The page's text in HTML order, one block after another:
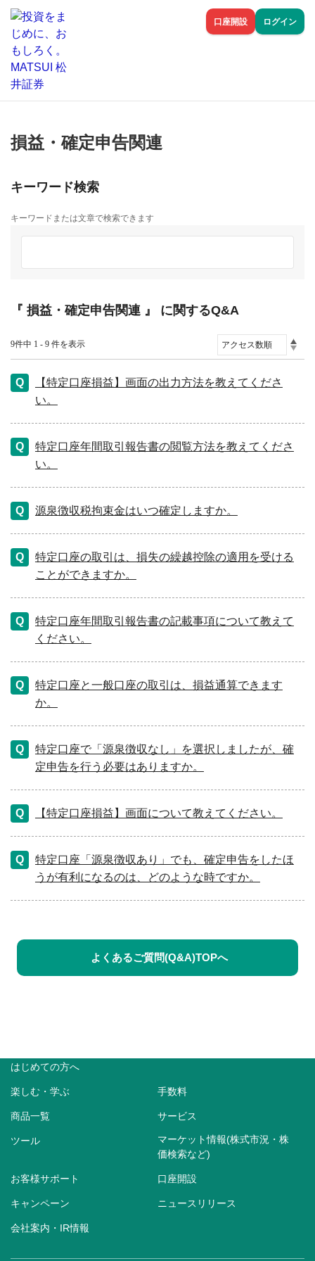
口座開設 ログイン
損益・確定申告関連
キーワード検索
キーワードまたは文章で検索できます
『 損益・確定申告関連 』 に関するQ&A
9件中 1 - 9 件を表示
【特定口座損益】画面の出力方法を教えてくださ
い。
特定口座年間取引報告書の閲覧方法を教えてくださ
い。
源泉徴収税拘束金はいつ確定しますか。
特定口座の取引は、損失の繰越控除の適用を受ける
ことができますか。
特定口座年間取引報告書の記載事項について教えて
ください。
特定口座と一般口座の取引は、損益通算できます
か。
特定口座で「源泉徴収なし」を選択しましたが、確
定申告を行う必要はありますか。
【特定口座損益】画面について教えてください。
特定口座「源泉徴収あり」でも、確定申告をしたほ
うが有利になるのは、どのような時ですか。
よくあるご質問(Q&A)TOPへ
はじめての方へ
楽しむ・学ぶ 手数料
商品一覧 サービス
ツール
マーケット情報(株式市況・株
価検索など)
お客様サポート 口座開設
キャンペーン ニュースリリース
会社案内・IR情報